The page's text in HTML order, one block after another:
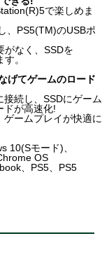
で楽しめま
、PS5(TM)のUSBポ
がなく、SSDを
。
てゲームのロード
続し、SSDにゲーム
ドが高速化!
ームプレイが快適に
10(Sモード)、
OS
、PS5、PS5